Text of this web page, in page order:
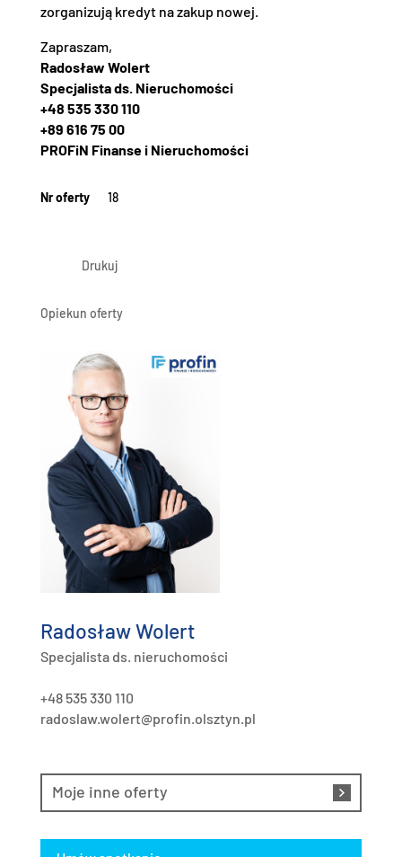
zorganizują kredyt na zakup nowej.
Zapraszam,
Radosław Wolert
Specjalista ds. Nieruchomości
+48 535 330 110
+89 616 75 00
PROFiN Finanse i Nieruchomości
Nr oferty 18
Drukuj
Opiekun oferty
Radosław Wolert
Specjalista ds. nieruchomości
+48 535 330 110
radoslaw.wolert@profin.olsztyn.pl
Moje inne oferty